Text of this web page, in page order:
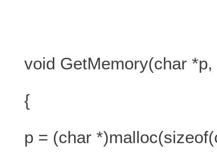
void GetMemory(char
{
p = (char